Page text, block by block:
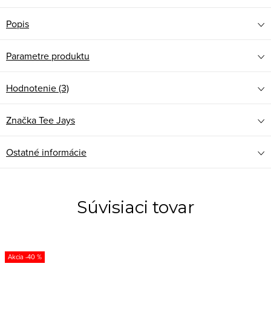
Popis
Parametre produktu
Hodnotenie (3)
ZnačkaTee Jays
Ostatné informácie
Súvisiaci tovar
-40 %